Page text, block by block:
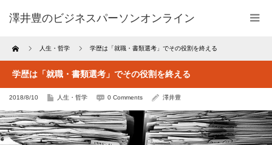
澤井豊のビジネスパーソンオンライン
Home 人生・哲学 学歴は「就職・書類選考」でその役割を終える
学歴は「就職・書類選考」でその役割を終える
2018/8/10 人生・哲学 0 Comments 澤井豊